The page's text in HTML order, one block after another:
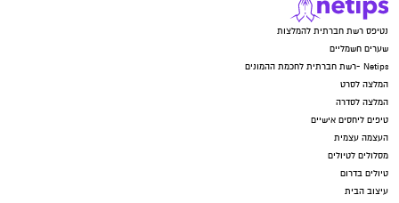
נטיפס רשת חברתית להמלצות
שערים חשמליים
Netips -רשת חברתית לחכמת ההמונים
המלצה לסרט
המלצה לסדרה
טיפים ליחסים אישיים
העצמה עצמית
מסלולים לטיולים
טיולים בדרום
עיצוב הבית